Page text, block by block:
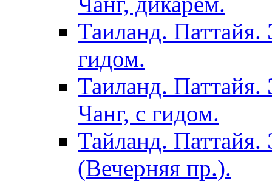
Таиланд.
гидом.
Таиланд.
Чанг, с гидом.
Тайланд. Паттайя.
(Вечерняя пр.).